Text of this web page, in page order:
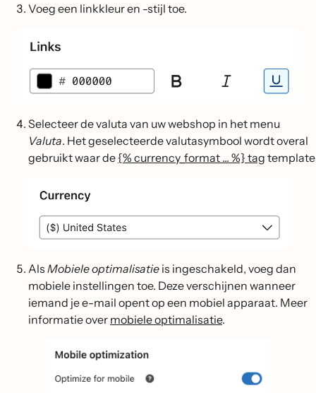
Voeg een linkkleur en -stijl toe.
Selecteer de valuta van uw webshop in het menu
Valuta. Het geselecteerde valutasymbool wordt overal
gebruikt waar de{% currency_format ... %} tag template
Als Mobiele optimalisatie is ingeschakeld, voeg dan
mobiele instellingen toe. Deze verschijnen wanneer
iemand je e-mail opent op een mobiel apparaat. Meer
informatie over mobiele optimalisatie.